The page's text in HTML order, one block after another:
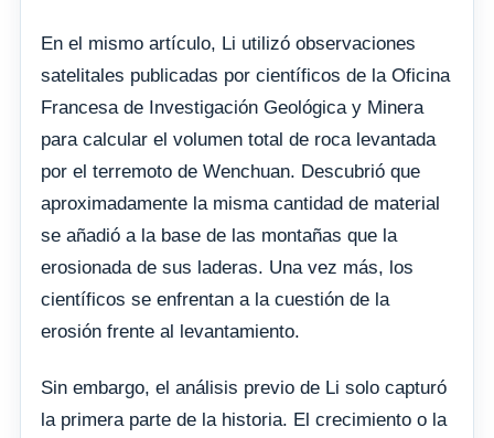
En el mismo artículo, Li utilizó observaciones
satelitales publicadas por científicos de la Oficina
Francesa de Investigación Geológica y Minera
para calcular el volumen total de roca levantada
por el terremoto de Wenchuan. Descubrió que
aproximadamente la misma cantidad de material
se añadió a la base de las montañas que la
erosionada de sus laderas. Una vez más, los
científicos se enfrentan a la cuestión de la
erosión frente al levantamiento.
Sin embargo, el análisis previo de Li solo capturó
la primera parte de la historia. El crecimiento o la